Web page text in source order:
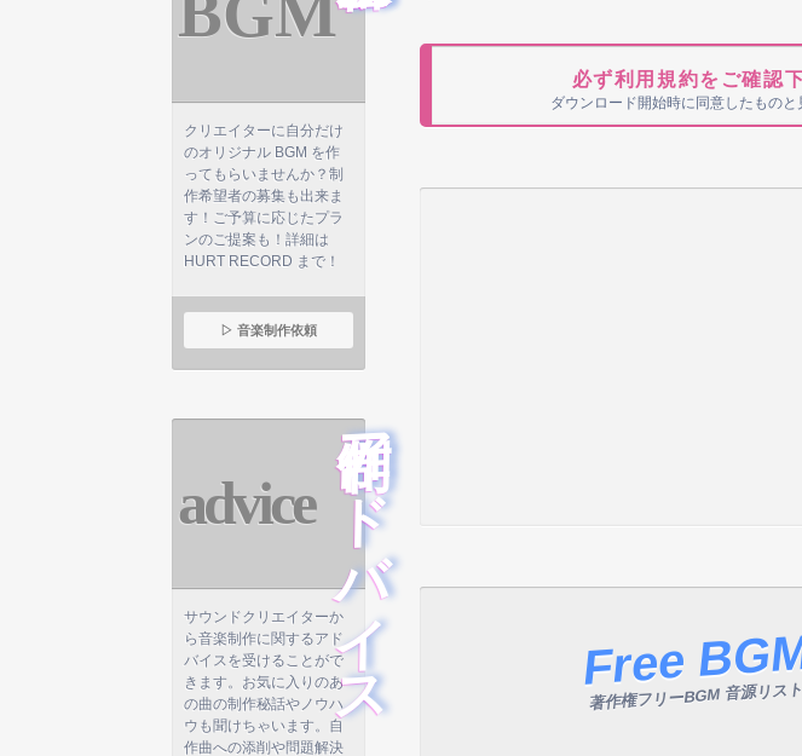
クリエイターに自分だけ
のオリジナル BGM を作
ってもらいませんか？制
作希望者の募集も出来ま
す！ご予算に応じたプラ
ンのご提案も！詳細は
HURT RECORD まで！
▷ 音楽制作依頼
advice 制作アドバイス
サウンドクリエイターか
ら音楽制作に関するアド
バイスを受けることがで
きます。お気に入りのあ
の曲の制作秘話やノウハ
ウも聞けちゃいます。自
作曲への添削や問題解決
必ず利用規約をご確認
ダウンロード開始時に同意したものと
Free
著作権フリーBGM 音源リスト